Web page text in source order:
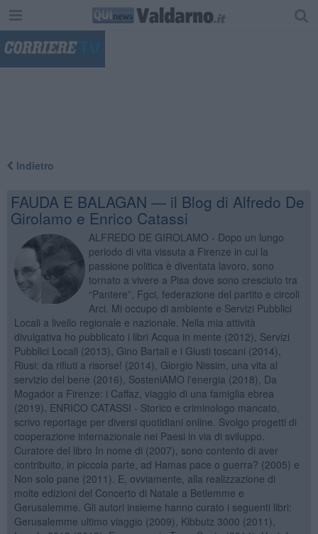
Indietro
FAUDA E BALAGAN — il Blog di Alfredo De
Girolamo e Enrico Catassi
ALFREDO DE GIROLAMO - Dopo un lungo
periodo di vita vissuta a Firenze in cui la
passione politica è diventata lavoro, sono
tornato a vivere a Pisa dove sono cresciuto tra
“Pantere”, Fgci, federazione del partito e circoli
Arci. Mi occupo di ambiente e Servizi Pubblici
Locali a livello regionale e nazionale. Nella mia attività
divulgativa ho pubblicato i libri Acqua in mente (2012), Servizi
Pubblici Locali (2013), Gino Bartali e i Giusti toscani (2014),
Riusi: da rifiuti a risorse! (2014), Giorgio Nissim, una vita al
servizio del bene (2016), SosteniAMO l'energia (2018), Da
Mogador a Firenze: i Caffaz, viaggio di una famiglia ebrea
(2019). ENRICO CATASSI - Storico e criminologo mancato,
scrivo reportage per diversi quotidiani online. Svolgo progetti di
cooperazione internazionale nei Paesi in via di sviluppo.
Curatore del libro In nome di (2007), sono contento di aver
contribuito, in piccola parte, ad Hamas pace o guerra? (2005) e
Non solo pane (2011). E, ovviamente, alla realizzazione di
molte edizioni del Concerto di Natale a Betlemme e
Gerusalemme. Gli autori insieme hanno curato i seguenti libri:
Gerusalemme ultimo viaggio (2009), Kibbutz 3000 (2011),